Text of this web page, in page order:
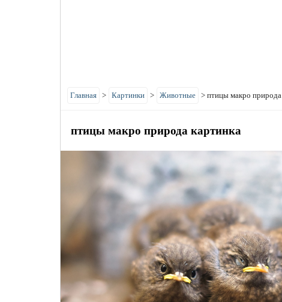
Главная > Картинки > Животные > птицы макро природа
птицы макро природа картинка